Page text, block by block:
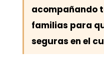
acompañando
familias para
seguras en el